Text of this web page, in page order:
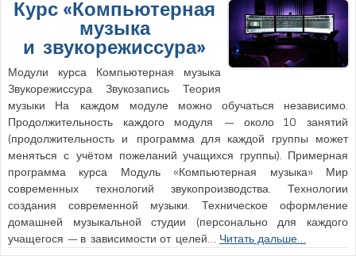
Курс «Компьютерная
музыка
и звукорежиссура»
Модули курса Компьютерная музыка
Звукорежиссура Звукозапись Теория
музыки На каждом модуле можно обучаться независимо.
Продолжительность каждого модуля — около 10 занятий
(продолжительность и программа для каждой группы может
меняться с учётом пожеланий учащихся группы). Примерная
программа курса Модуль «Компьютерная музыка» Мир
современных технологий звукопроизводства. Технологии
создания современной музыки. Техническое оформление
домашней музыкальной студии (персонально для каждого
учащегося — в зависимости от целей… Читать дальше…